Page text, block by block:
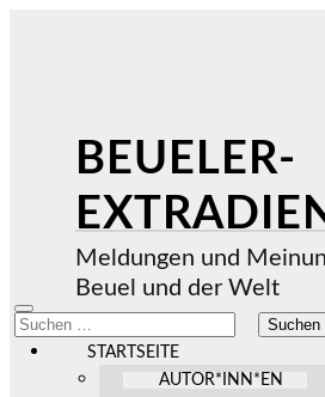
BEUELER-
Meldungen und
Beuel und der Welt
Mobile-
Menü
ein-/ausblenden
Suchen
nach:
STARTSEITE
AUTOR*INN*EN